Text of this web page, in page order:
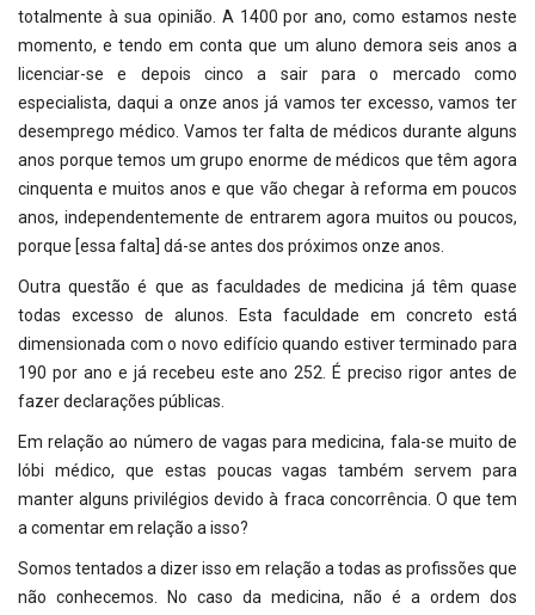
totalmente à sua opinião. A 1400 por ano, como estamos neste
momento, e tendo em conta que um aluno demora seis anos a
licenciar-se e depois cinco a sair para o mercado como
especialista, daqui a onze anos já vamos ter excesso, vamos ter
desemprego médico. Vamos ter falta de médicos durante alguns
anos porque temos um grupo enorme de médicos que têm agora
cinquenta e muitos anos e que vão chegar à reforma em poucos
anos, independentemente de entrarem agora muitos ou poucos,
porque [essa falta] dá-se antes dos próximos onze anos.
Outra questão é que as faculdades de medicina já têm quase
todas excesso de alunos. Esta faculdade em concreto está
dimensionada com o novo edifício quando estiver terminado para
190 por ano e já recebeu este ano 252. É preciso rigor antes de
fazer declarações públicas.
Em relação ao número de vagas para medicina, fala-se muito de
lóbi médico, que estas poucas vagas também servem para
manter alguns privilégios devido à fraca concorrência. O que tem
a comentar em relação a isso?
Somos tentados a dizer isso em relação a todas as profissões que
não conhecemos. No caso da medicina, não é a ordem dos